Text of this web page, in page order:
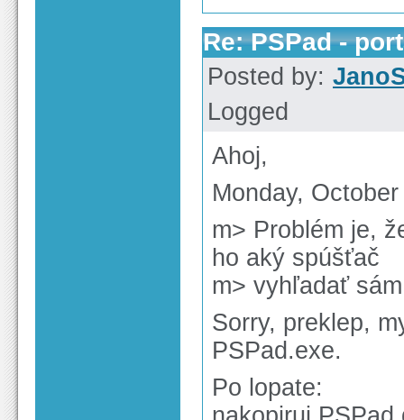
Re: PSPad -
Posted by:
Logged
Ahoj,
Monday,
m> Problém je,
ho aký spúšťač
m> vyhľadať
Sorry, preklep,
PSPad.exe.
Po lopate: